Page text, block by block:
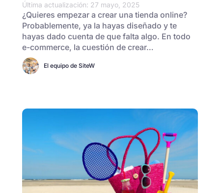
Última actualización: 27 mayo, 2025
¿Quieres empezar a crear una tienda online?
Probablemente, ya la hayas diseñado y te
hayas dado cuenta de que falta algo. En todo
e-commerce, la cuestión de crear…
El equipo de SiteW